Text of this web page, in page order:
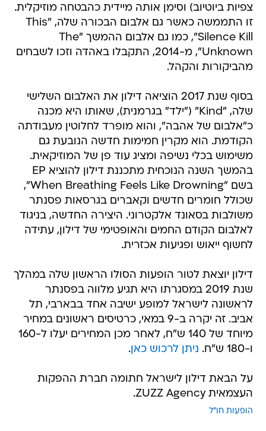
צפיות ביוטיוב) וסימן אותה מיידית כהבטחה מוזיקלית.
זו התממשה כאשר גם אלבום הבכורה שלה, "This
Silence Kill", כמו גם אלבום ההמשך "The
Unknown", מ-2014, התקבלו באהדה וזכו לשבחים
מהביקורות והקהל.
בסוף שנת 2017 הוציאה דילון את האלבום השלישי
שלה, "Kind" ("ילד" בגרמנית), שאותו היא מכנה
כ"אלבום של אהבה", והוא מופרד לחלוטין מעבודתה
הקודמת. הוא מקרין חמימות חדשה הנובעת גם
משימוש בכלי נשיפה ומציג עוד פן של המוזיקאית.
בהמשך השנה הנוכחית מתכננת דילון להוציא EP
בשם "When Breathing Feels Like Drowning",
שכולל חומרים חדשים וקאברים בגרסאות פסנתר
משולבות בסאונד אלקטרוני. היצירה החדשה, בניגוד
לאלבום הקודם החמים והאופטימי של דילון, עתידה
לחשוף ייאוש ופגיעות אכזרית.
דילון יוצאת לטור הופעות הסולו הראשון שלה במהלך
שנת 2019 במסגרתו היא תגיע מלווה בפסנתר
לראשונה לישראל למופע ישיבה אחד בבארבי, תל
אביב. זה יקרה ב-9 במאי, כרטיסים ראשונים במחיר
מיוחד של 140 ש"ח, לאחר מכן המחירים יעלו ל-160
ו-180 ש"ח.
ניתן לרכוש כאן.
על הבאת דילון לישראל חתומה חברת ההפקות
העצמאית ZUZZ Agency.
הופעות חו"ל